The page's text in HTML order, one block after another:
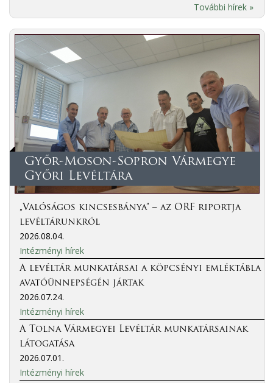
További hírek »
Győr-Moson-Sopron Vármegye
Győri Levéltára
„Valóságos kincsesbánya” – az ORF riportja
levéltárunkról
2026.08.04.
Intézményi hírek
A levéltár munkatársai a köpcsényi emléktábla
avatóünnepségén jártak
2026.07.24.
Intézményi hírek
A Tolna Vármegyei Levéltár munkatársainak
látogatása
2026.07.01.
Intézményi hírek